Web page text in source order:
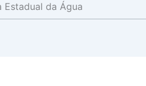
Estadual da Água